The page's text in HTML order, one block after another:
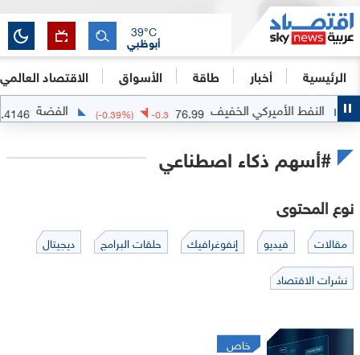
الرئيسية أخبار طاقة الأسواق الاقتصاد العالمي
أبوظبي
39°C
الأميركي الخفيف 76.99
-0.3
(-0.39%) الفضة 63.4146
#أسهم ذكاء اصطناعي
نوع المحتوى
مقالات فيديو إنفوغرافيك حلقات البرامج
ديجيتال
نشرات الاقتصاد
خاص